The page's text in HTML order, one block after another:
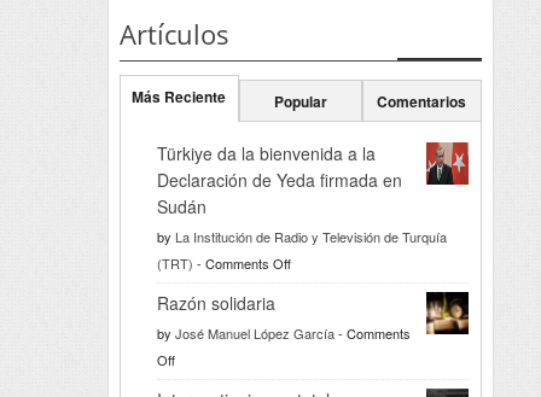
Artículos
Más Reciente Popular Comentarios
Türkiye da la bienvenida a la
Declaración de Yeda firmada en
Sudán
by La Institución de Radio y Televisión de Turquía
(TRT) - Comments Offon
Türkiye
la
Razón solidaria
by José Manuel López García- Comments
Offon
Razón